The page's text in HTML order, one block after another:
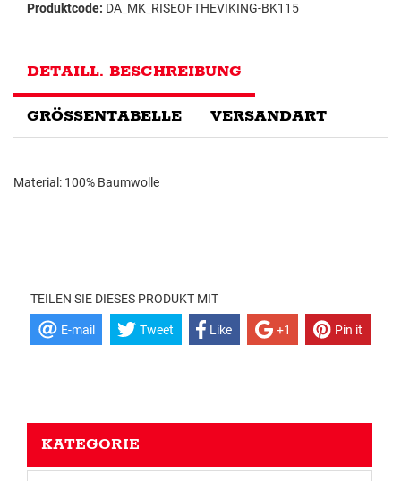
Produktcode: DA_MK_RISEOFTHEVIKING-BK115
DETAILL. BESCHREIBUNG
GRÖSSENTABELLE VERSANDART
Material: 100% Baumwolle
TEILEN SIE DIESES PRODUKT MIT
E-mail Tweet Like +1 Pin it
KATEGORIE